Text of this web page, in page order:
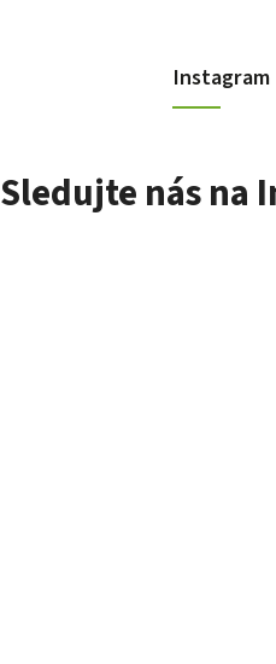
Instagram
Sledujte nás na